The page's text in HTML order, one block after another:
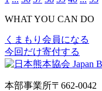
WHAT YOU CAN DO
くまもり会員になる
今回だけ寄付する
本部事業所〒662-0042